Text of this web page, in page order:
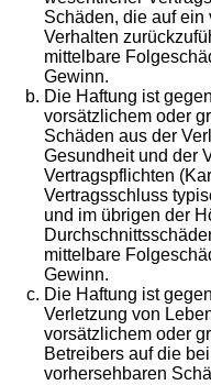
Schäden, die auf
Verhalten
mittelbare
Gewinn.
Die Haftung ist
vorsätzlichem oder
Schäden aus der
Gesundheit und der
Vertragspflichten
Vertragsschluss
und im übrigen der
mittelbare
Gewinn.
Die Haftung ist
Verletzung von
vorsätzlichem oder
Betreibers auf die
vorhersehbaren